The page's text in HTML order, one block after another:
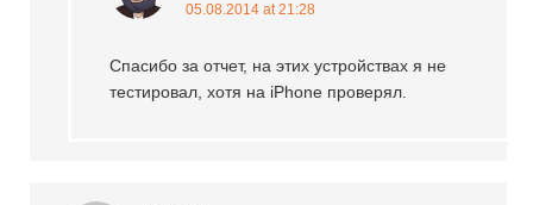
05.08.2014 at 21:28
Спасибо за отчет, на этих устройствах я не
тестировал, хотя на iPhone проверял.